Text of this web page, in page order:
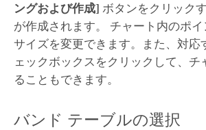
ングおよび作成] ボタンをクリック
が作成されます。 チャート内のポ
サイズを変更できます。また、対応
ェックボックスをクリックして、チ
ることもできます。
バンド テーブルの選択